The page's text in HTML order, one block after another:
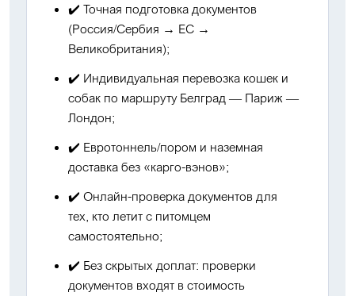
✔️Точная подготовка документов
(Россия/Сербия → ЕС →
Великобритания);
✔️ Индивидуальная перевозка кошек и
собак по маршруту Белград — Париж —
Лондон;
✔️ Евротоннель/пором и наземная
доставка без «карго-вэнов»;
✔️Онлайн-проверка документов для
тех, кто летит с питомцем
самостоятельно;
✔️ Без скрытых доплат: проверки
документов входят в стоимость